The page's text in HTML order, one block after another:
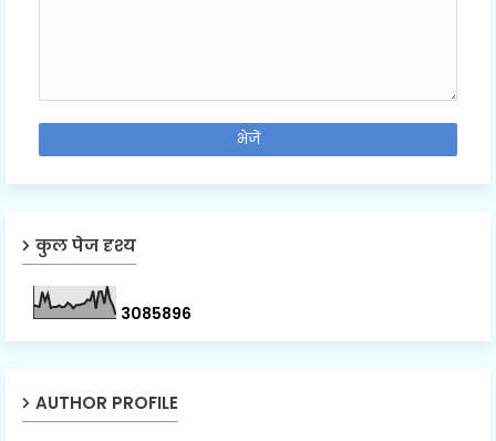
कुल पेज दृश्य
3085896
AUTHOR PROFILE